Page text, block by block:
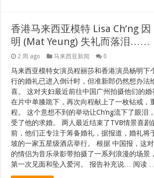
香港马来西亚模特 Lisa Ch’ng 因
明 (Mat Yeung) 失礼而落泪……
2 周 ago 马来西亚新闻 0
马来西亚模特女演员程丽莎和香港演员杨明下
行的婚礼已进入倒计时，但准新郎仍然想办法
喜。 这对夫妇最近前往中国广州拍摄他们的
在片中单膝跪下，再次向程献上了一枚钻戒，
程。 这个意想不到的举动让Ch’ng流下了眼泪
受了他的求婚。 两人最近结束了TVB情景喜剧
前，他们正专注于筹备婚礼，据报道，婚礼将
坡的一家五星级酒店举行。 根据 中国报，这
的情侣为音乐录影带拍摄了一系列浪漫的场景
第一次见面和坠入爱河。 报告补充说… 阅读 …